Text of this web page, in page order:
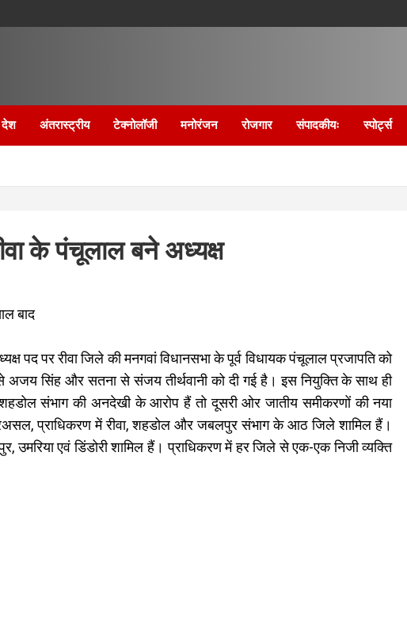
देश अंतरास्ट्रीय टेक्नोलॉजी मनोरंजन रोजगार संपादकीयः स्पोर्ट्स
के पंचूलाल बने अध्यक्ष
बाद
पद पर रीवा जिले की मनगवां विधानसभा के पूर्व विधायक पंचूलाल प्रजापति को
से अजय सिंह और सतना से संजय तीर्थवानी को दी गई है। इस नियुक्ति के साथ ही
संभाग की अनदेखी के आरोप हैं तो दूसरी ओर जातीय समीकरणों की नया
प्राधिकरण में रीवा, शहडोल और जबलपुर संभाग के आठ जिले शामिल हैं।
उमरिया एवं डिंडोरी शामिल हैं। प्राधिकरण में हर जिले से एक-एक निजी व्यक्ति